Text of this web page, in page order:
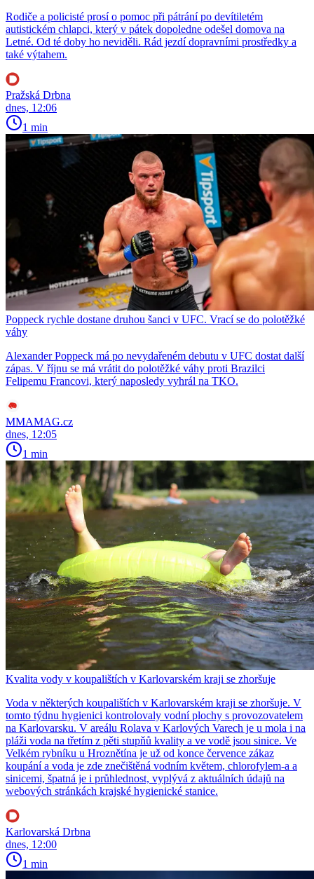
Rodiče a policisté prosí o pomoc při pátrání po devítiletém
autistickém chlapci, který v pátek dopoledne odešel domova na
Letné. Od té doby ho neviděli. Rád jezdí dopravními prostředky a
také výtahem.
Pražská Drbna
dnes, 12:06
1 min
Poppeck rychle dostane druhou šanci v UFC. Vrací se do polotěžké
váhy
Alexander Poppeck má po nevydařeném debutu v UFC dostat další
zápas. V říjnu se má vrátit do polotěžké váhy proti Brazilci
Felipemu Francovi, který naposledy vyhrál na TKO.
MMAMAG.cz
dnes, 12:05
1 min
Kvalita vody v koupalištích v Karlovarském kraji se zhoršuje
Voda v některých koupalištích v Karlovarském kraji se zhoršuje. V
tomto týdnu hygienici kontrolovaly vodní plochy s provozovatelem
na Karlovarsku. V areálu Rolava v Karlových Varech je u mola i na
pláži voda na třetím z pěti stupňů kvality a ve vodě jsou sinice. Ve
Velkém rybníku u Hroznětína je už od konce července zákaz
koupání a voda je zde znečištěná vodním květem, chlorofylem-a a
sinicemi, špatná je i průhlednost, vyplývá z aktuálních údajů na
webových stránkách krajské hygienické stanice.
Karlovarská Drbna
dnes, 12:00
1 min